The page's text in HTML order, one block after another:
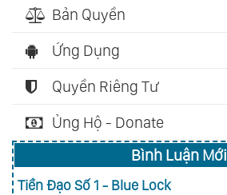
Bản Quyền
Ứng Dụng
Quyền Riêng Tư
Ủng Hộ - Donate
Bình Luận Mới
Tiền Đạo Số 1 - Blue Lock